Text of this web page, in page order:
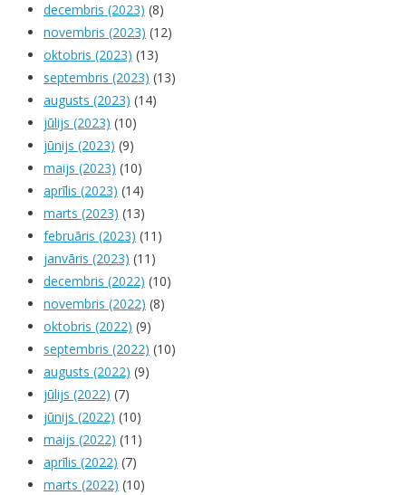
decembris (2023) (8)
novembris (2023) (12)
oktobris (2023) (13)
septembris (2023) (13)
augusts (2023) (14)
jūlijs (2023) (10)
jūnijs (2023) (9)
maijs (2023) (10)
aprīlis (2023) (14)
marts (2023) (13)
februāris (2023) (11)
janvāris (2023) (11)
decembris (2022) (10)
novembris (2022) (8)
oktobris (2022) (9)
septembris (2022) (10)
augusts (2022) (9)
jūlijs (2022) (7)
jūnijs (2022) (10)
maijs (2022) (11)
aprīlis (2022) (7)
marts (2022) (10)